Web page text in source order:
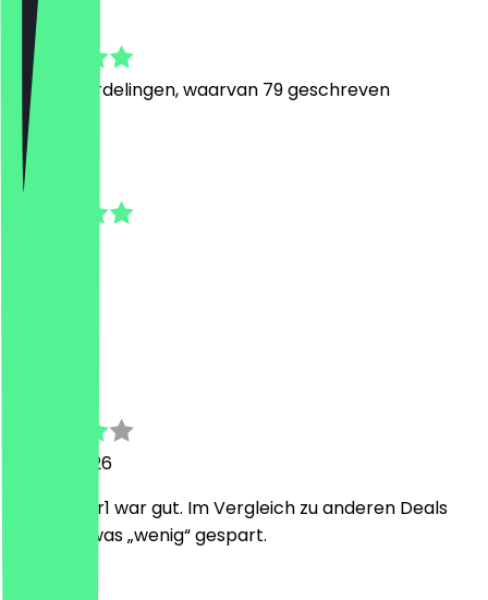
1060
Beoordelingen, waarvan 79 geschreven
Johanna
21 april 2026
Aperol 2für1 war gut. Im Vergleich zu anderen Deals
jedoch etwas „wenig“ gespart.